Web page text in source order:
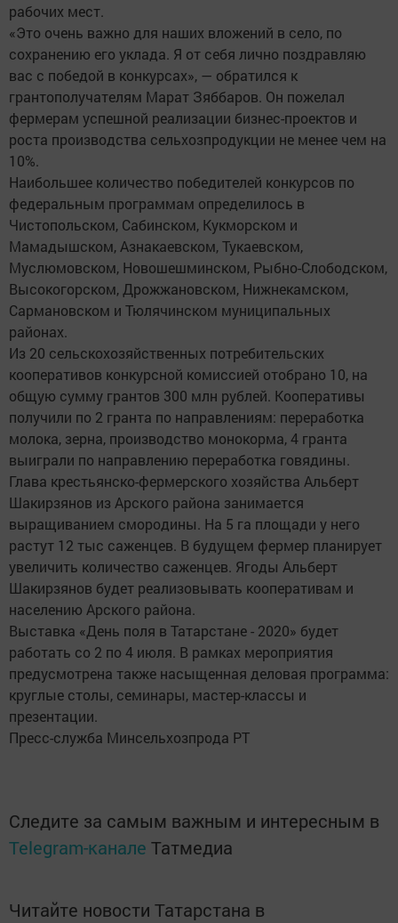
рабочих мест.
«Это очень важно для наших вложений в село, по
сохранению его уклада. Я от себя лично поздравляю
вас с победой в конкурсах», — обратился к
грантополучателям Марат Зяббаров. Он пожелал
фермерам успешной реализации бизнес-проектов и
роста производства сельхозпродукции не менее чем на
10%.
Наибольшее количество победителей конкурсов по
федеральным программам определилось в
Чистопольском, Сабинском, Кукморском и
Мамадышском, Азнакаевском, Тукаевском,
Муслюмовском, Новошешминском, Рыбно-Слободском,
Высокогорском, Дрожжановском, Нижнекамском,
Сармановском и Тюлячинском муниципальных
районах.
Из 20 сельскохозяйственных потребительских
кооперативов конкурсной комиссией отобрано 10, на
общую сумму грантов 300 млн рублей. Кооперативы
получили по 2 гранта по направлениям: переработка
молока, зерна, производство монокорма, 4 гранта
выиграли по направлению переработка говядины.
Глава крестьянско-фермерского хозяйства Альберт
Шакирзянов из Арского района занимается
выращиванием смородины. На 5 га площади у него
растут 12 тыс саженцев. В будущем фермер планирует
увеличить количество саженцев. Ягоды Альберт
Шакирзянов будет реализовывать кооперативам и
населению Арского района.
Выставка «День поля в Татарстане - 2020» будет
работать со 2 по 4 июля. В рамках мероприятия
предусмотрена также насыщенная деловая программа:
круглые столы, семинары, мастер-классы и
презентации.
Пресс-служба Минсельхозпрода РТ
Следите за самым важным и интересным в
Telegram-канале Татмедиа
Читайте новости Татарстана в